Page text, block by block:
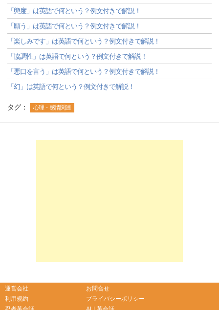
「態度」は英語で何という？例文付きで解説！
「願う」は英語で何という？例文付きで解説！
「楽しみです」は英語で何という？例文付きで解説！
「協調性」は英語で何という？例文付きで解説！
「悪口を言う」は英語で何という？例文付きで解説！
「幻」は英語で何という？例文付きで解説！
タグ： 心理・感情関連
運営会社
お問合せ
利用規約
プライバシーポリシー